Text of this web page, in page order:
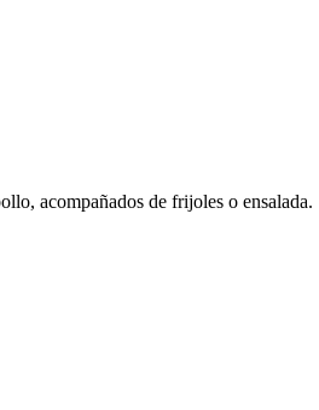
acompañados de frijoles o ensalada.